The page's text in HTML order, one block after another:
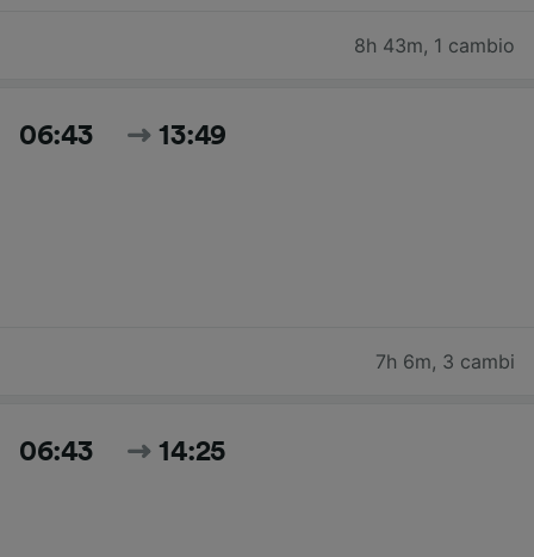
8h 43m, 1 cambio
06:43 13:49
7h 6m, 3 cambi
06:43 14:25